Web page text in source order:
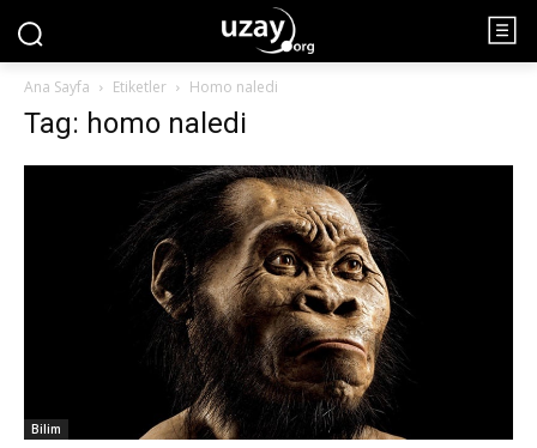
Ana Sayfa Etiketler Homo naledi
Tag: homo naledi
Bilim